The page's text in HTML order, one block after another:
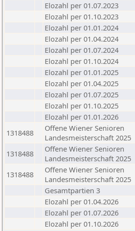
Elozahl per 01.07.2023
Elozahl per 01.10.2023
Elozahl per 01.01.2024
Elozahl per 01.04.2024
Elozahl per 01.07.2024
Elozahl per 01.10.2024
Elozahl per 01.01.2025
Elozahl per 01.04.2025
Elozahl per 01.07.2025
Elozahl per 01.10.2025
Elozahl per 01.01.2026
1318488
Offene Wiener Senioren
Landesmeisterschaft 2025
1318488
Offene Wiener Senioren
Landesmeisterschaft 2025
1318488
Offene Wiener Senioren
Landesmeisterschaft 2025
Gesamtpartien 3
Elozahl per 01.04.2026
Elozahl per 01.07.2026
Elozahl per 01.10.2026